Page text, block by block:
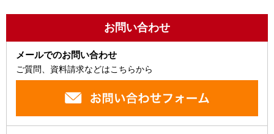
お問い合わせ
メールでのお問い合わせ
ご質問、資料請求などはこちらから